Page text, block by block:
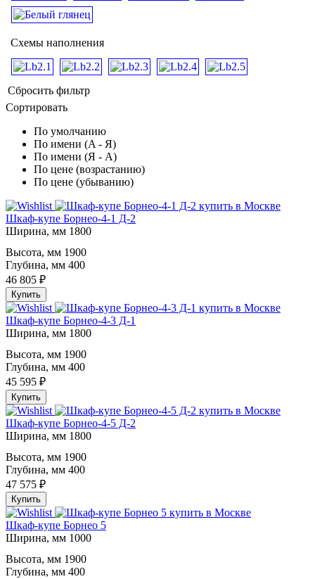
Схемы наполнения
Сбросить фильтр
Сортировать
По умолчанию
По имени (A - Я)
По имени (Я - A)
По цене (возрастанию)
По цене (убыванию)
Шкаф-купе Борнео-4-1 Д-2
Ширина, мм 1800
Высота, мм 1900
Глубина, мм 400
46 805 ₽
Купить
Шкаф-купе Борнео-4-3 Д-1
Ширина, мм 1800
Высота, мм 1900
Глубина, мм 400
45 595 ₽
Купить
Шкаф-купе Борнео-4-5 Д-2
Ширина, мм 1800
Высота, мм 1900
Глубина, мм 400
47 575 ₽
Купить
Шкаф-купе Борнео 5
Ширина, мм 1000
Высота, мм 1900
Глубина, мм 400